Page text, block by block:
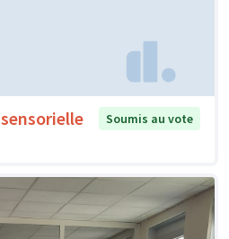
Soumis au vote